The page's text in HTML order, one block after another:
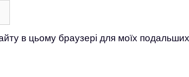
в цьому браузері для моїх